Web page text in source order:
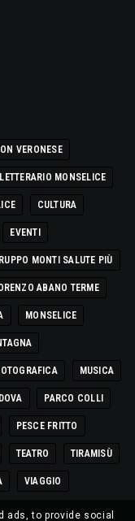
VERONESE
MONSELICE
CULTURA
EVENTI
MONTI SALUTE PIÙ
ABANO TERME
MONSELICE
MUSICA
PARCO COLLI
PESCE FRITTO
TEATRO TIRAMISÙ
VIAGGIO
ads, to provide social